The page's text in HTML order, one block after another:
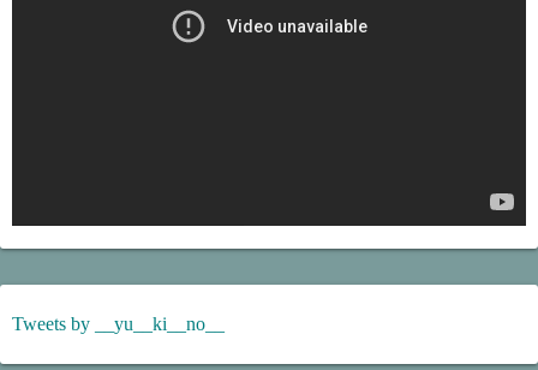
Tweets by __yu__ki__no__